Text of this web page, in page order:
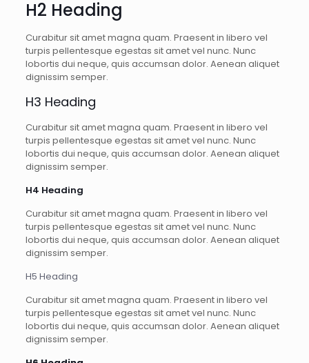
H2 Heading
Curabitur sit amet magna quam. Praesent in libero vel
turpis pellentesque egestas sit amet vel nunc. Nunc
lobortis dui neque, quis accumsan dolor. Aenean aliquet
dignissim semper.
H3 Heading
Curabitur sit amet magna quam. Praesent in libero vel
turpis pellentesque egestas sit amet vel nunc. Nunc
lobortis dui neque, quis accumsan dolor. Aenean aliquet
dignissim semper.
H4 Heading
Curabitur sit amet magna quam. Praesent in libero vel
turpis pellentesque egestas sit amet vel nunc. Nunc
lobortis dui neque, quis accumsan dolor. Aenean aliquet
dignissim semper.
H5 Heading
Curabitur sit amet magna quam. Praesent in libero vel
turpis pellentesque egestas sit amet vel nunc. Nunc
lobortis dui neque, quis accumsan dolor. Aenean aliquet
dignissim semper.